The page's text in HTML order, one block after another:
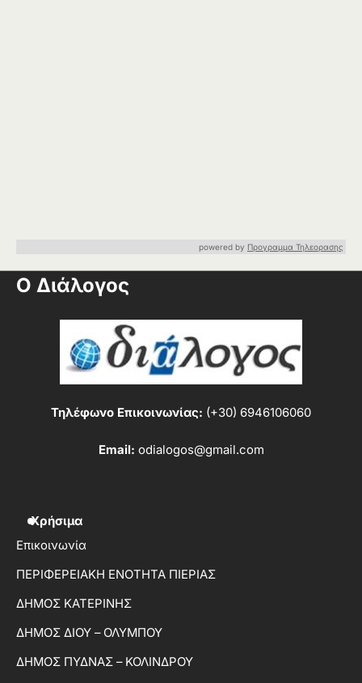
powered by Προγραμμα Τηλεορασης
Ο Διάλογος
Τηλέφωνο Επικοινωνίας: (+30) 6946106060
Email: odialogos@gmail.com
Χρήσιμα
Επικοινωνία
ΠΕΡΙΦΕΡΕΙΑΚΗ ΕΝΟΤΗΤΑ ΠΙΕΡΙΑΣ
ΔΗΜΟΣ ΚΑΤΕΡΙΝΗΣ
ΔΗΜΟΣ ΔΙΟΥ – ΟΛΥΜΠΟΥ
ΔΗΜΟΣ ΠΥΔΝΑΣ – ΚΟΛΙΝΔΡΟΥ